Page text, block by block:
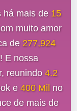
há mais de 15
muito amor
de 277,924
E nossa
reunindo 4.2
e 400 Mil no
de mais de